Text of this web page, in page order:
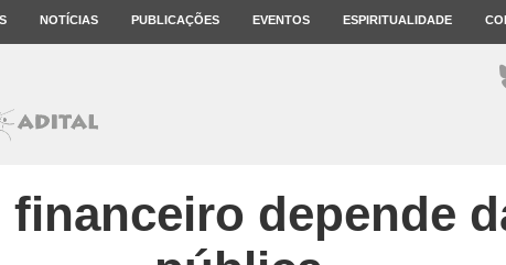
NOTÍCIAS PUBLICAÇÕES EVENTOS ESPIRITUALIDADE
financeiro depende